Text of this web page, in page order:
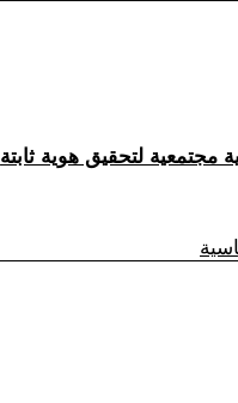
مجتمعية لتحقيق هوية ثابتة